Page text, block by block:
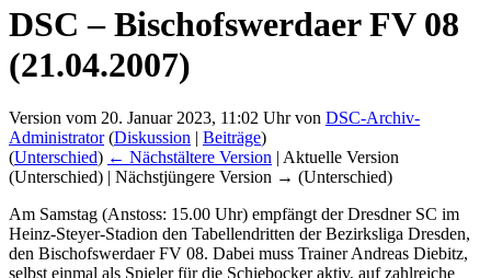
DSC – Bischofswerdaer FV 08
(21.04.2007)
Version vom 20. Januar 2023, 11:02 Uhr von DSC-Archiv-
Administrator (Diskussion | Beiträge)
(Unterschied) ← Nächstältere Version | Aktuelle Version
(Unterschied) | Nächstjüngere Version → (Unterschied)
Am Samstag (Anstoss: 15.00 Uhr) empfängt der Dresdner SC im
Heinz-Steyer-Stadion den Tabellendritten der Bezirksliga Dresden,
den Bischofswerdaer FV 08. Dabei muss Trainer Andreas Diebitz,
selbst einmal als Spieler für die Schiebocker aktiv, auf zahlreiche